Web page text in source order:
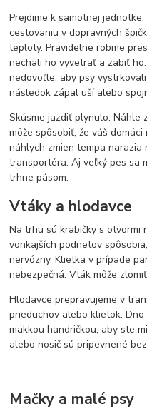
Prejdime k samotnej
cestovaniu v dopravných
teploty. Pravidelne robme
nechali ho vyvetrať a zabiť
nedovoľte, aby psy
následok zápal uší alebo
Skúsme jazdiť plynulo. Náhle
môže spôsobiť, že váš
náhlych zmien tempa
transportéra. Aj veľký pes sa
trhne pásom.
Vtáky a hlodavce
Na trhu sú krabičky s otvormi
vonkajších podnetov
nervózny. Klietka v prípade
nebezpečná. Vták môže
Hlodavce prepravujeme v
prieduchov alebo klietok.
mäkkou handričkou, aby ste
alebo nosič sú pripevnené
Mačky a malé psy